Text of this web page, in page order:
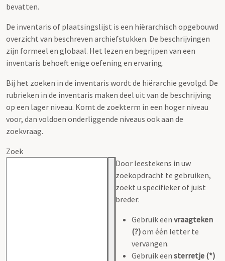
bevatten.
De inventaris of plaatsingslijst is een hiërarchisch opgebouwd
overzicht van beschreven archiefstukken. De beschrijvingen
zijn formeel en globaal. Het lezen en begrijpen van een
inventaris behoeft enige oefening en ervaring.
Bij het zoeken in de inventaris wordt de hiërarchie gevolgd. De
rubrieken in de inventaris maken deel uit van de beschrijving
op een lager niveau. Komt de zoekterm in een hoger niveau
voor, dan voldoen onderliggende niveaus ook aan de
zoekvraag.
Zoek
Door leestekens in uw
zoekopdracht te gebruiken,
zoekt u specifieker of juist
breder:
Gebruik een vraagteken
(?)om één letter te
vervangen.
Gebruik een sterretje (*)